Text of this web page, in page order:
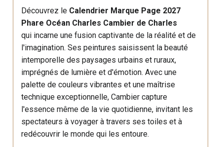
Découvrez le Calendrier Marque Page 2027
Phare Océan Charles Cambier de Charles
qui incarne une fusion captivante de la réalité et de
l'imagination. Ses peintures saisissent la beauté
intemporelle des paysages urbains et ruraux,
imprégnés de lumière et d'émotion. Avec une
palette de couleurs vibrantes et une maîtrise
technique exceptionnelle, Cambier capture
l'essence même de la vie quotidienne, invitant les
spectateurs à voyager à travers ses toiles et à
redécouvrir le monde qui les entoure.